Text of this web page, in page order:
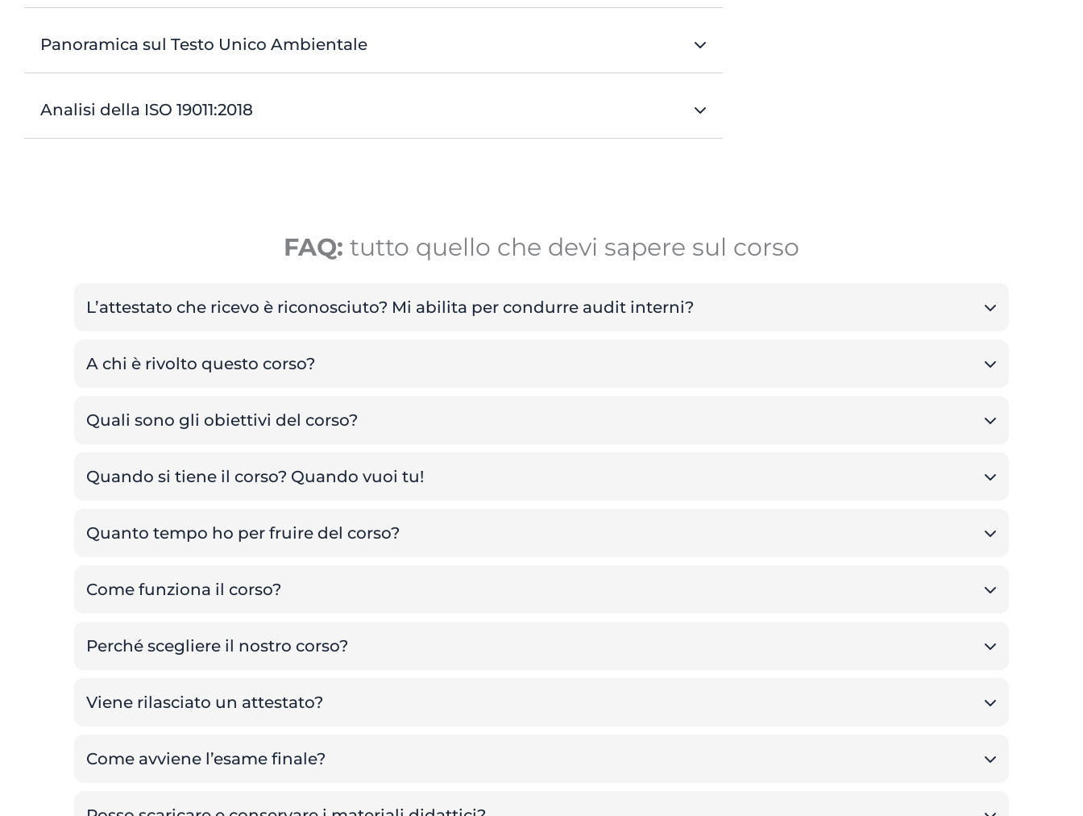
Panoramica sul Testo Unico Ambientale
Analisi della ISO 19011:2018
FAQ: tutto quello che devi sapere sul corso
L’attestato che ricevo è riconosciuto? Mi abilita per condurre audit interni?
A chi è rivolto questo corso?
Quali sono gli obiettivi del corso?
Quando si tiene il corso? Quando vuoi tu!
Quanto tempo ho per fruire del corso?
Come funziona il corso?
Perché scegliere il nostro corso?
Viene rilasciato un attestato?
Come avviene l’esame finale?